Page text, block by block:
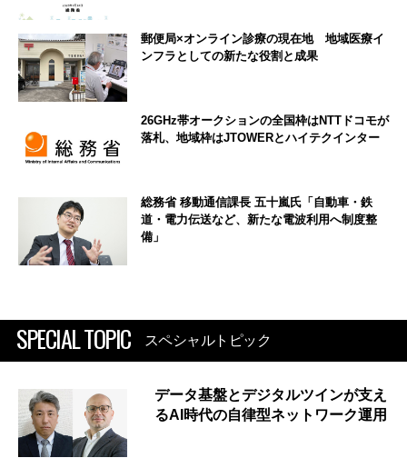
郵便局×オンライン診療の現在地 地域医療イ
ンフラとしての新たな役割と成果
26GHz帯オークションの全国枠はNTTドコモが
落札、地域枠はJTOWERとハイテクインター
総務省 移動通信課長 五十嵐氏「自動車・鉄
道・電力伝送など、新たな電波利用へ制度整
備」
SPECIAL TOPIC スペシャルトピック
データ基盤とデジタルツインが支え
るAI時代の自律型ネットワーク運用